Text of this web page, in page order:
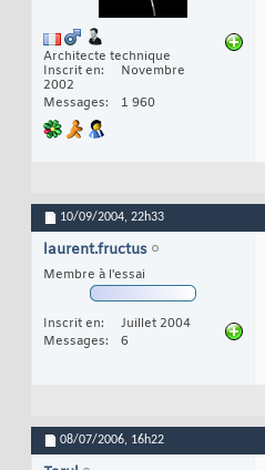
Architecte technique
Inscrit en
Novembre
2002
Messages
1 960
10/09/2004, 22h33
laurent.fructus
Membre à l'essai
Inscrit en
Juillet 2004
Messages
6
08/07/2006, 16h22